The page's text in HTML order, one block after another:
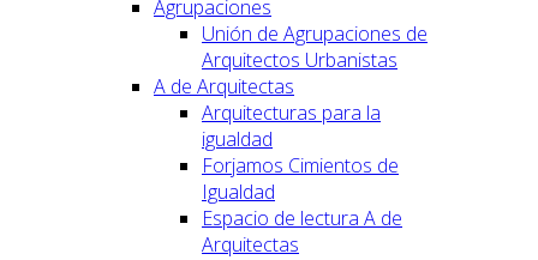
Agrupaciones
Unión de Agrupaciones de
Arquitectos Urbanistas
A de Arquitectas
Arquitecturas para la
igualdad
Forjamos Cimientos de
Igualdad
Espacio de lectura A de
Arquitectas